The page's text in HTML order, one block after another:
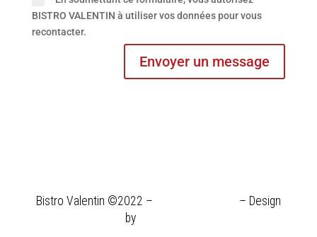
BISTRO VALENTIN à utiliser vos données pour vous
recontacter.
Envoyer un message
Bistro Valentin ©2022 –
– Design
by